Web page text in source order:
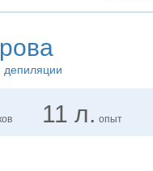
депиляции
11 л. опыт